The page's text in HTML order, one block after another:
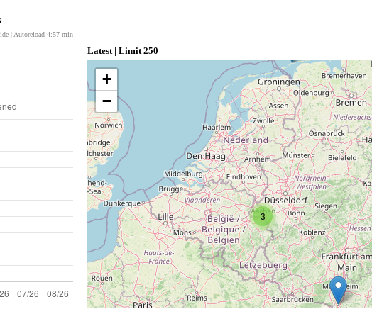
| Autoreload 4:57 min
Latest | Limit 250
3
+
−